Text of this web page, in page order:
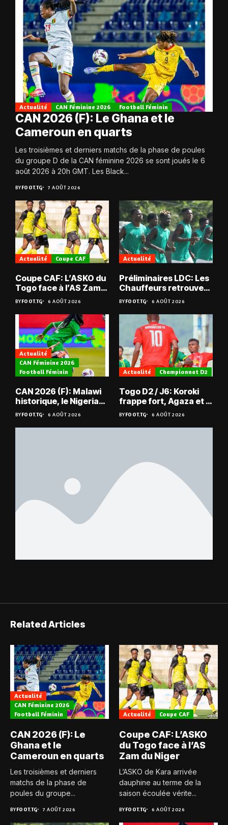
Actualité CAN Féminine 2026 Football Féminin
CAN 2026 (F): Le Ghana et le
Cameroun en quarts
Les troisièmes et derniers matchs de la phase de poules
du groupe D de la CAN féminine 2026 se sont joués le 6
août 2026 à 20h GMT. Les Black...
BYFOOT.TG 7 AOÛT 2026
Actualité Coupe CAF
Coupe CAF: L’ASKO du
Togo face à l’AS Zam
du Niger
BYFOOT.TG 6 AOÛT 2026
Actualité
Préliminaires LDC: Les
Chauffeurs retrouvent
les Mimos
BYFOOT.TG 6 AOÛT 2026
Actualité
CAN Féminine 2026
Football Féminin
CAN 2026 (F): Malawi
historique, le Nigeria
sauvé, la Zambie
éliminée
BYFOOT.TG 6 AOÛT 2026
Actualité Championnat D2
Togo D2 / J6: Koroki
frappe fort, Agaza et la
JCA assurent,
suspense avant Sara
FC – Doumbé FC
BYFOOT.TG 6 AOÛT 2026
Related Articles
Actualité
CAN Féminine 2026
Football Féminin
CAN 2026 (F): Le
Ghana et le
Cameroun en quarts
Les troisièmes et derniers
matchs de la phase de
poules du groupe...
BYFOOT.TG 7 AOÛT 2026
Actualité Coupe CAF
Coupe CAF: L’ASKO
du Togo face à l’AS
Zam du Niger
L’ASKO de Kara arrivée
dauphine au terme de la
saison écoulée vérite...
BYFOOT.TG 6 AOÛT 2026